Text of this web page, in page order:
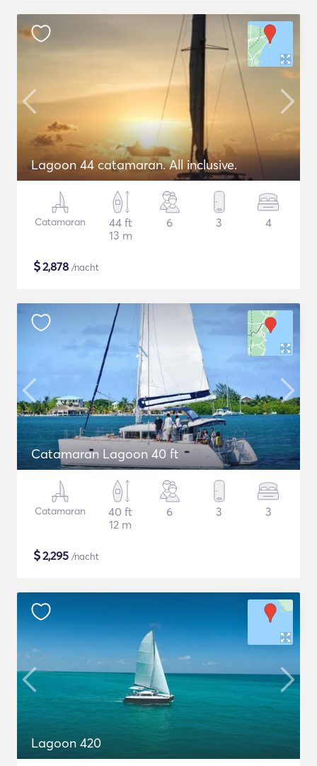
Lagoon 44 catamaran. All inclusive.
Catamaran
44 ft
13 m
6 3 4
$2,878 /nacht
Catamaran Lagoon 40 ft
Catamaran
40 ft
12 m
6 3 3
$2,295 /nacht
Lagoon 420